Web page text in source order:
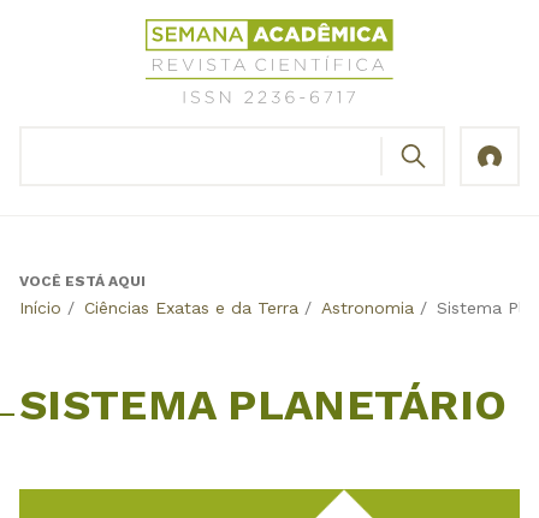
Revista
Científica
Semana
Back
VOCÊ ESTÁ AQUI
Início / Ciências Exatas e da Terra / Astronomia / Sistema
SISTEMA PLANETÁRIO